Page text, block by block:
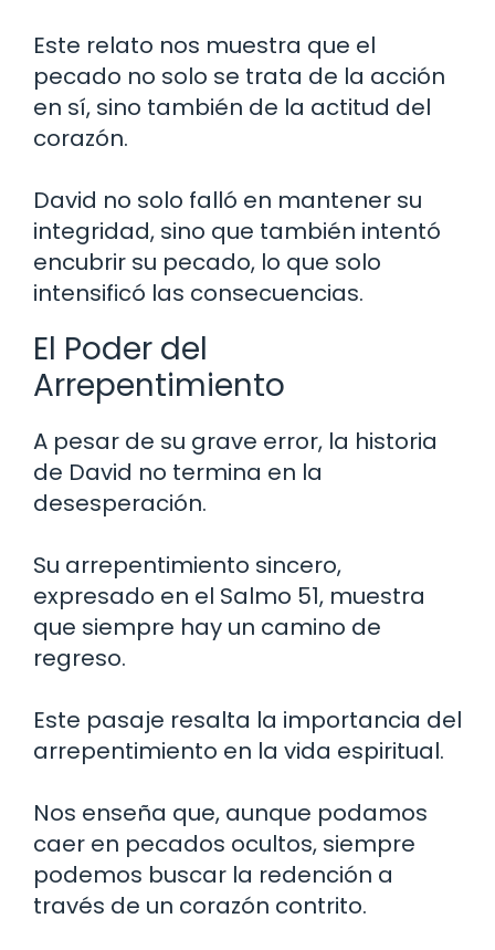
Este relato nos muestra que el
pecado no solo se trata de la acción
en sí, sino también de la actitud del
corazón.
David no solo falló en mantener su
integridad, sino que también intentó
encubrir su pecado, lo que solo
intensificó las consecuencias.
El Poder del
Arrepentimiento
A pesar de su grave error, la historia
de David no termina en la
desesperación.
Su arrepentimiento sincero,
expresado en el Salmo 51, muestra
que siempre hay un camino de
regreso.
Este pasaje resalta la importancia del
arrepentimiento en la vida espiritual.
Nos enseña que, aunque podamos
caer en pecados ocultos, siempre
podemos buscar la redención a
través de un corazón contrito.